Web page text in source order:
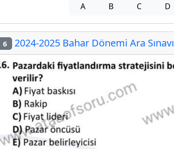
A B C D
6 2024-2025 Bahar Dönemi Ara Sınavı